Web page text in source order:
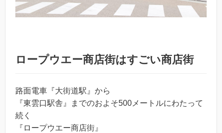
ロープウエー商店街はすごい商店街
路面電車『大街道駅』から
『東雲口駅舎』までのおよそ500メートルにわたって
続く
『ロープウエー商店街』